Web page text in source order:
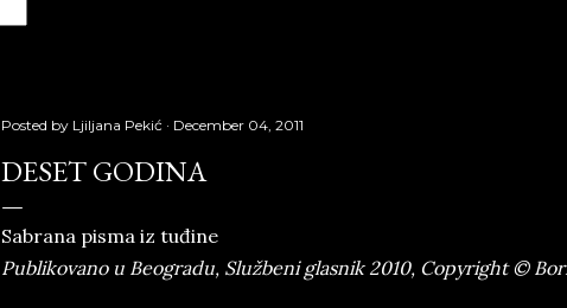
Posted by Ljiljana Pekić December 04, 2011
DESET GODINA
Sabrana pisma iz tuđine
Publikovano u Beogradu, Službeni glasnik 2010, Copyright ©